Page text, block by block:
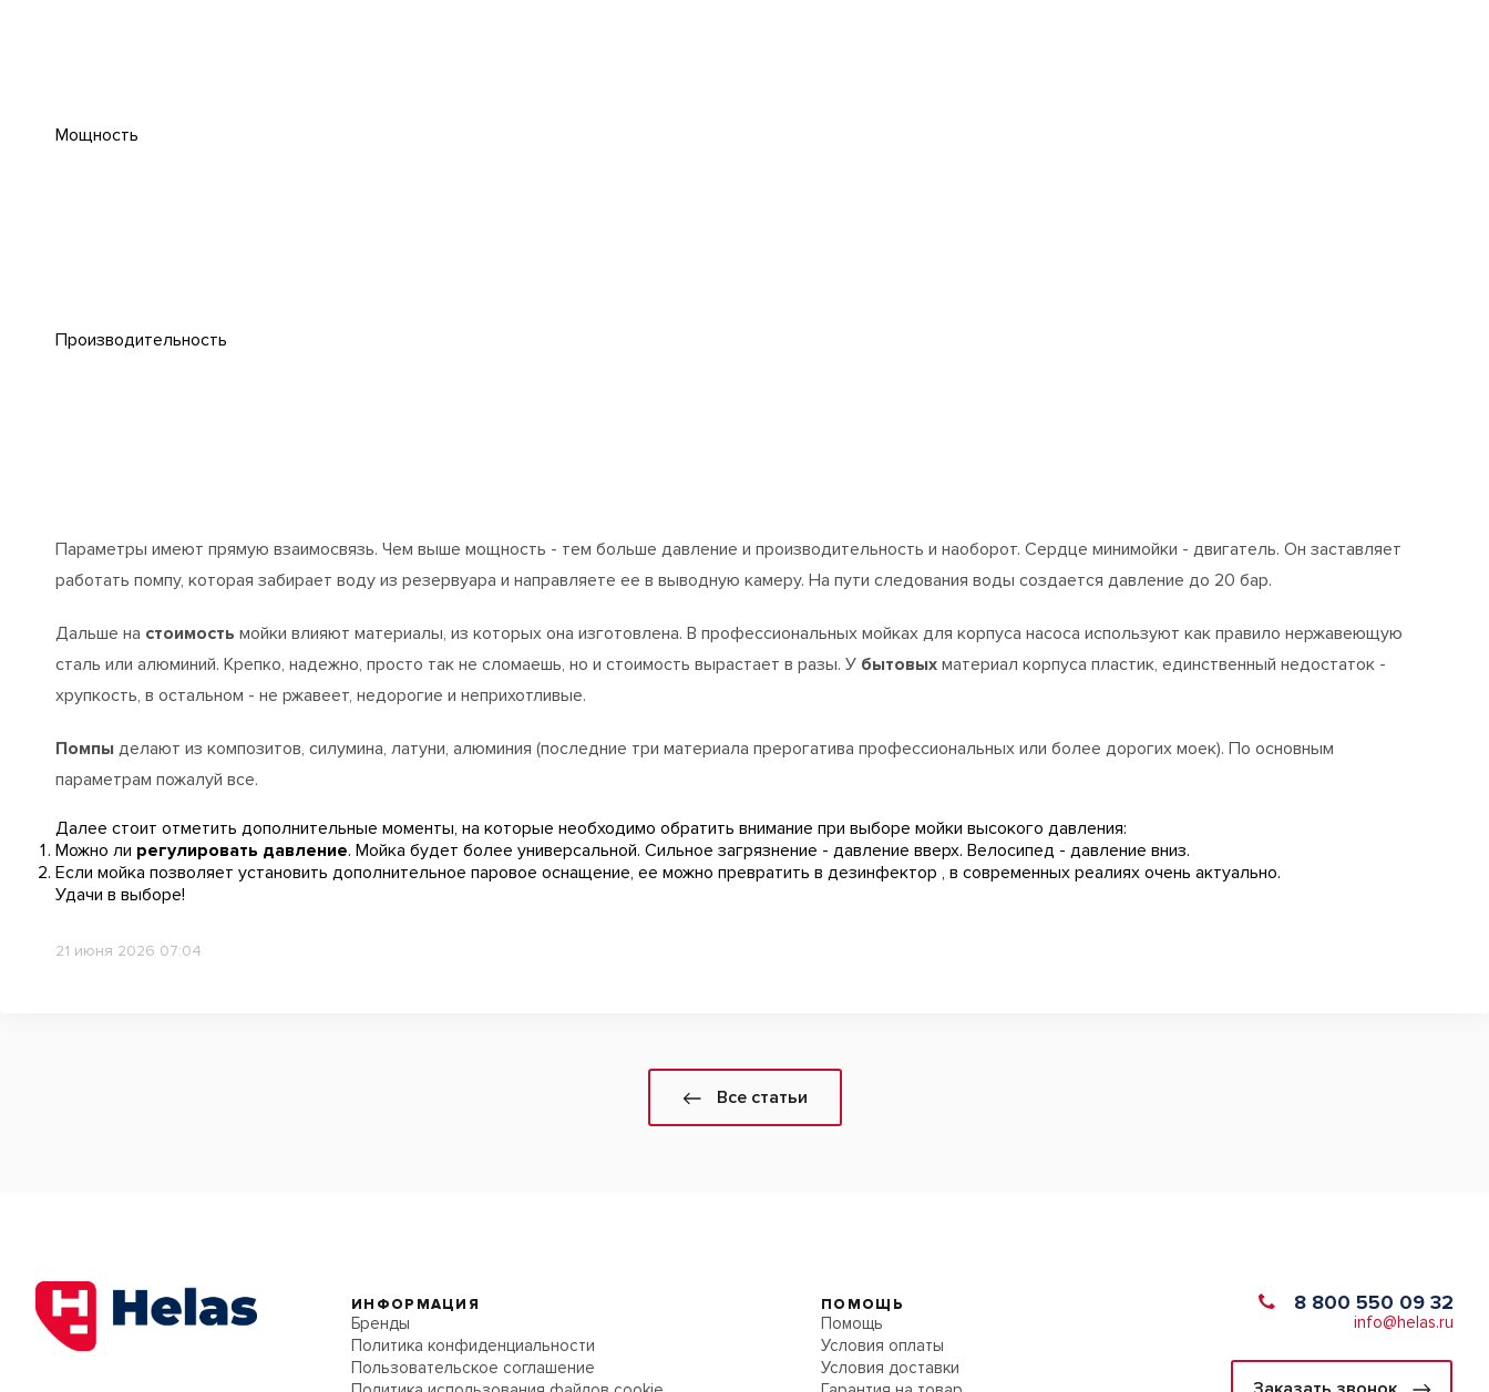
Мощность
Производительность
Параметры имеют прямую взаимосвязь. Чем выше мощность - тем больше давление и производительность и наоборот. Сердце минимойки - двигатель. Он заставляет
работать помпу, которая забирает воду из резервуара и направляете ее в выводную камеру. На пути следования воды создается давление до 20 бар.
Дальше на стоимость мойки влияют материалы, из которых она изготовлена. В профессиональных мойках для корпуса насоса используют как правило нержавеющую
сталь или алюминий. Крепко, надежно, просто так не сломаешь, но и стоимость вырастает в разы. У бытовых материал корпуса пластик, единственный недостаток -
хрупкость, в остальном - не ржавеет, недорогие и неприхотливые.
Помпы делают из композитов, силумина, латуни, алюминия (последние три материала прерогатива профессиональных или более дорогих моек). По основным
параметрам пожалуй все.
Далее стоит отметить дополнительные моменты, на которые необходимо обратить внимание при выборе мойки высокого давления:
Можно ли регулировать давление. Мойка будет более универсальной. Сильное загрязнение - давление вверх. Велосипед - давление вниз.
Если мойка позволяет установить дополнительное паровое оснащение, ее можно превратить в дезинфектор , в современных реалиях очень актуально.
Удачи в выборе!
21 июня 2026 07:04
Все статьи
ИНФОРМАЦИЯ
Бренды
Политика конфиденциальности
Пользовательское соглашение
ПОМОЩЬ
Помощь
Условия оплаты
Условия доставки
8 800 550 09 32
info@helas.ru